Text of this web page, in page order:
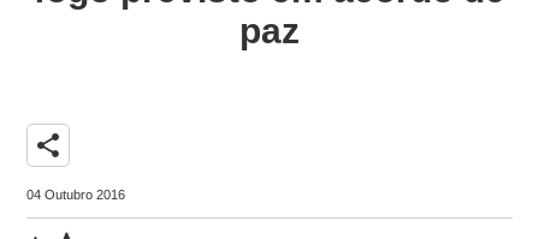
paz
share
04 Outubro 2016